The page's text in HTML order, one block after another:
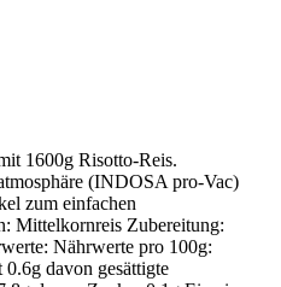
1600g Risotto-Reis.
(INDOSA pro-Vac)
zum einfachen
Mittelkornreis Zubereitung:
Nährwerte pro 100g:
davon gesättigte